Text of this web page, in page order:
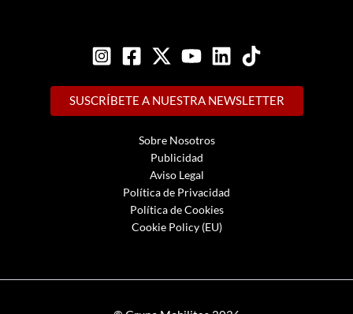
SUSCRÍBETE A NUESTRA NEWSLETTER
Sobre Nosotros
Publicidad
Aviso Legal
Política de Privacidad
Política de Cookies
Cookie Policy (EU)